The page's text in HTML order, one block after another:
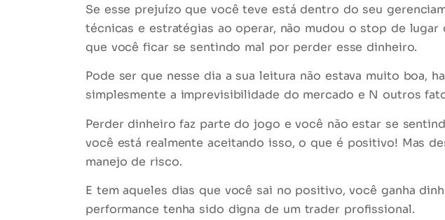
Se esse prejuízo que você teve está dentro do seu
técnicas e estratégias ao operar, não mudou o stop de
que você ficar se sentindo mal por perder esse dinheiro.
Pode ser que nesse dia a sua leitura não estava muito boa,
simplesmente a imprevisibilidade do mercado e N outros
Perder dinheiro faz parte do jogo e você não estar se
você está realmente aceitando isso, o que é positivo! Mas
manejo de risco.
E tem aqueles dias que você sai no positivo, você ganha
performance tenha sido digna de um trader profissional.